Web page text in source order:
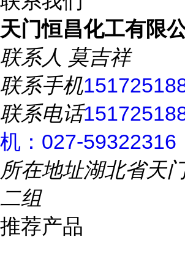
天门恒昌化工有限
联系人 莫吉祥
联系手机
联系电话
机：027-59322316
所在地址湖北省天
二组
推荐产品